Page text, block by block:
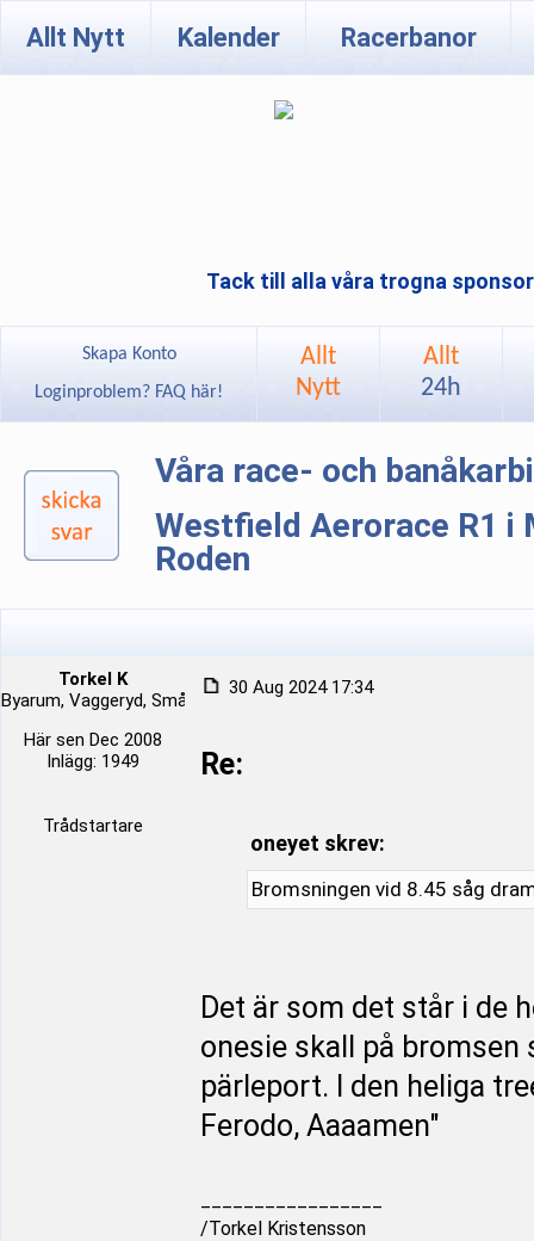
Allt Nytt Kalender Racerbanor
Tack till alla våra trogna
Skapa Konto
Loginproblem? FAQ här!
Allt
Nytt
Allt
24h
Våra race- och
Westfield Aerorace R1 i
Roden
Torkel K
Byarum, Vaggeryd, Småland, Sverige
Här sen Dec 2008
Inlägg: 1949
Trådstartare
30 Aug 2024 17:34
Re:
oneyet skrev:
Bromsningen vid 8.45 såg
Det är som det står i de
onesie skall på bromsen
pärleport. I den heliga
Ferodo, Aaaamen"
/Torkel Kristensson